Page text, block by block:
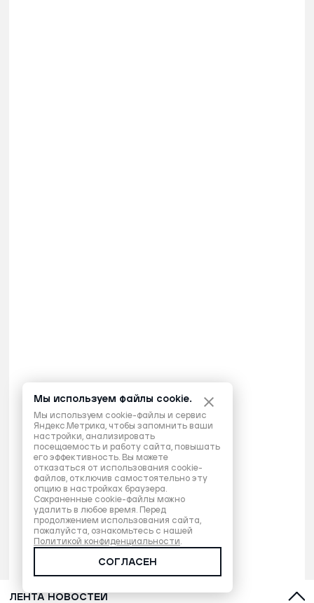
ЛЕНТА НОВОСТЕЙ
Мы используем файлы cookie.
Мы используем cookie-файлы и сервис
Яндекс.Метрика, чтобы запомнить ваши
настройки, анализировать
посещаемость и работу сайта, повышать
его эффективность. Вы можете
отказаться от использования cookie-
файлов, отключив самостоятельно эту
опцию в настройках браузера.
Сохраненные cookie-файлы можно
удалить в любое время. Перед
продолжением использования сайта,
пожалуйста, ознакомьтесь с нашей
Политикой конфиденциальности.
СОГЛАСЕН